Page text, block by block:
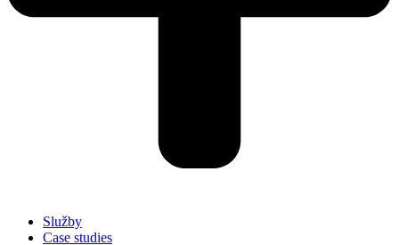
Služby
Case studies